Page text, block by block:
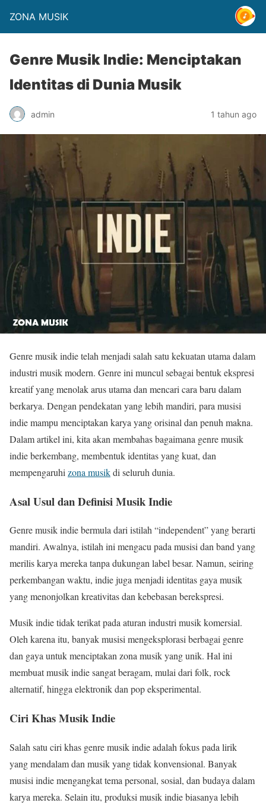
ZONA MUSIK
Genre Musik Indie: Menciptakan
Identitas di Dunia Musik
admin 1 tahun ago
Genre musik indie telah menjadi salah satu kekuatan utama dalam
industri musik modern. Genre ini muncul sebagai bentuk ekspresi
kreatif yang menolak arus utama dan mencari cara baru dalam
berkarya. Dengan pendekatan yang lebih mandiri, para musisi
indie mampu menciptakan karya yang orisinal dan penuh makna.
Dalam artikel ini, kita akan membahas bagaimana genre musik
indie berkembang, membentuk identitas yang kuat, dan
mempengaruhi zona musikdi seluruh dunia.
Asal Usul dan Definisi Musik Indie
Genre musik indie bermula dari istilah “independent” yang berarti
mandiri. Awalnya, istilah ini mengacu pada musisi dan band yang
merilis karya mereka tanpa dukungan label besar. Namun, seiring
perkembangan waktu, indie juga menjadi identitas gaya musik
yang menonjolkan kreativitas dan kebebasan berekspresi.
Musik indie tidak terikat pada aturan industri musik komersial.
Oleh karena itu, banyak musisi mengeksplorasi berbagai genre
dan gaya untuk menciptakan zona musik yang unik. Hal ini
membuat musik indie sangat beragam, mulai dari folk, rock
alternatif, hingga elektronik dan pop eksperimental.
Ciri Khas Musik Indie
Salah satu ciri khas genre musik indie adalah fokus pada lirik
yang mendalam dan musik yang tidak konvensional. Banyak
musisi indie mengangkat tema personal, sosial, dan budaya dalam
karya mereka. Selain itu, produksi musik indie biasanya lebih